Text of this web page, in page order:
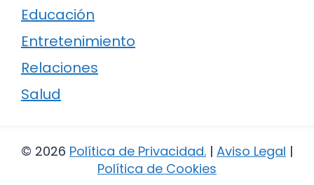
Educación
Entretenimiento
Relaciones
Salud
© 2026 Política de Privacidad. | Aviso Legal |
Política de Cookies